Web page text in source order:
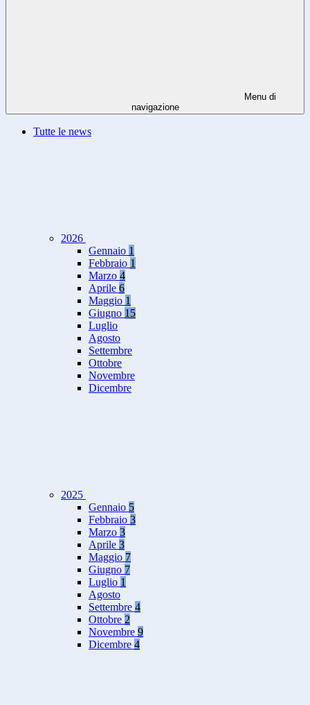
Menu di
navigazione
Tutte le news
2026
Gennaio 1
Febbraio 1
Marzo 4
Aprile 6
Maggio 1
Giugno 15
Luglio
Agosto
Settembre
Ottobre
Novembre
Dicembre
2025
Gennaio 5
Febbraio 3
Marzo 3
Aprile 3
Maggio 7
Giugno 7
Luglio 1
Agosto
Settembre 4
Ottobre 2
Novembre 9
Dicembre 4